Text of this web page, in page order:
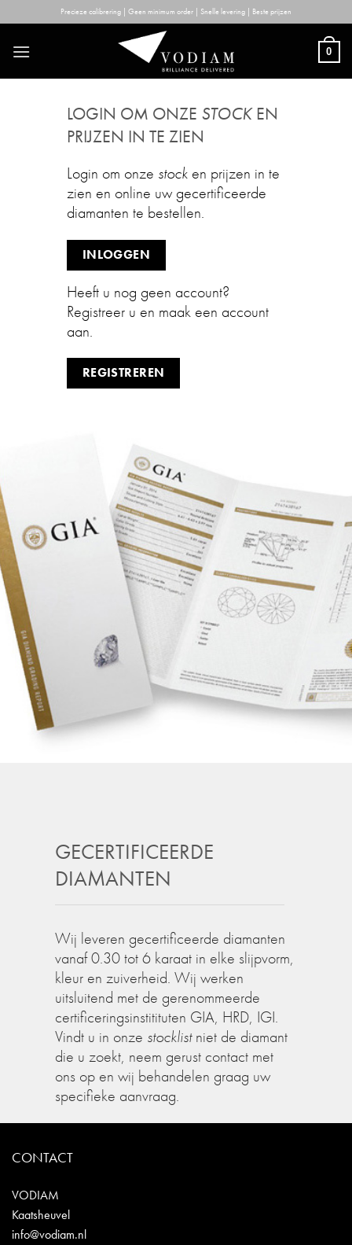
to
content
Precieze calibrering | Geen minimum order | Snelle levering | Beste prijzen
0
LOGIN OM ONZE STOCKEN
PRIJZEN IN TE ZIEN
Login om onze stock en prijzen in te
zien en online uw gecertificeerde
diamanten te bestellen.
INLOGGEN
Heeft u nog geen account?
Registreer u en maak een account
aan.
REGISTREREN
GECERTIFICEERDE
DIAMANTEN
Wij leveren gecertificeerde diamanten
vanaf 0.30 tot 6 karaat in elke slijpvorm,
kleur en zuiverheid. Wij werken
uitsluitend met de gerenommeerde
certificeringsinstitituten GIA, HRD, IGI.
Vindt u in onze stocklistniet de diamant
die u zoekt, neem gerust contact met
ons op en wij behandelen graag uw
specifieke aanvraag.
CONTACT
VODIAM
Kaatsheuvel
info@vodiam.nl